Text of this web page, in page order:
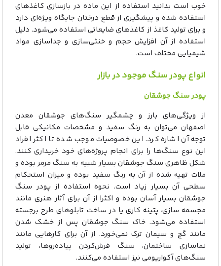
خوب است بدانید استفاده از این ماده در بازسازی کاغذهای
استفاده شده و پیشگیری از قطع درختان جایگاه ویژه‌ای دارد
و برای تولید کاغذ از کاغذهای ضایعاتی استفاده می‌شود. دلیل
استفاده از آن افزایش حجم و خنثی‌سازی و جداسازی مواد
شیمیایی مختلف است.
انواع پودر سنگ موجود در بازار
پودر سنگ جوشقان
از ویژگی‌های بارز و چشمگیر سنگ‌های جوشقان معدن
اصفهان می‌توان به رنگ سفید و مشخصات مکانیکی قابل
توجه آن اشاره کرد. این خصوصیات موجب شده تا اکثر افراد
این نوع سنگ‌ها را برای انجام پروژه‌های خود خریداری کنند.
شکل ظاهری سنگ‌ جوشقان بسیار شبیه به سنگ‌ مرمر بوده و
ملات تهیه شده از آن‌ به رنگ سفید بوده و میزان استحکام
سطحی آن بسیار زیاد است. نحوه استفاده از پودر سنگ
جوشقان بسیار آسان بوده و اکثرا از آن برای آثار هنری مانند
مجسمه سازی، پتینه کاری یا در ساخت تابلوهای طرح برجسته
استفاده می‌شود. خاک سنگ جوشقان پس از خشک شدن
مانند گچ و سیمان ترک نمی‌خورد. از آن برای کارهایی مانند
نماسازی ساختمان، سنگ فرش‌کردن پیاده‌روها، تولید
سنگ‌های آکواریومی نیز استفاده می‌کنند.